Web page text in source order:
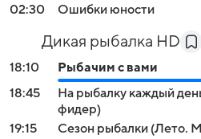
02:30
Ошибки юности
Дикая рыбалка HD
18:10
Рыбачим с вами
18:45
На рыбалку каждый
фидер)
19:15
Сезон рыбалки (Лето.